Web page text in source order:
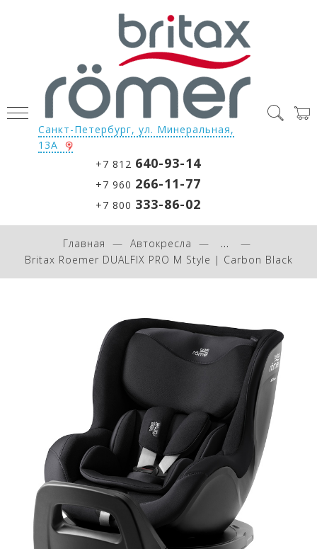
Санкт-Петербург, ул. Минеральная,
13А
+7 812 640-93-14
+7 960 266-11-77
+7 800 333-86-02
Главная Автокресла
...
Britax Roemer DUALFIX PRO M Style | Carbon Black